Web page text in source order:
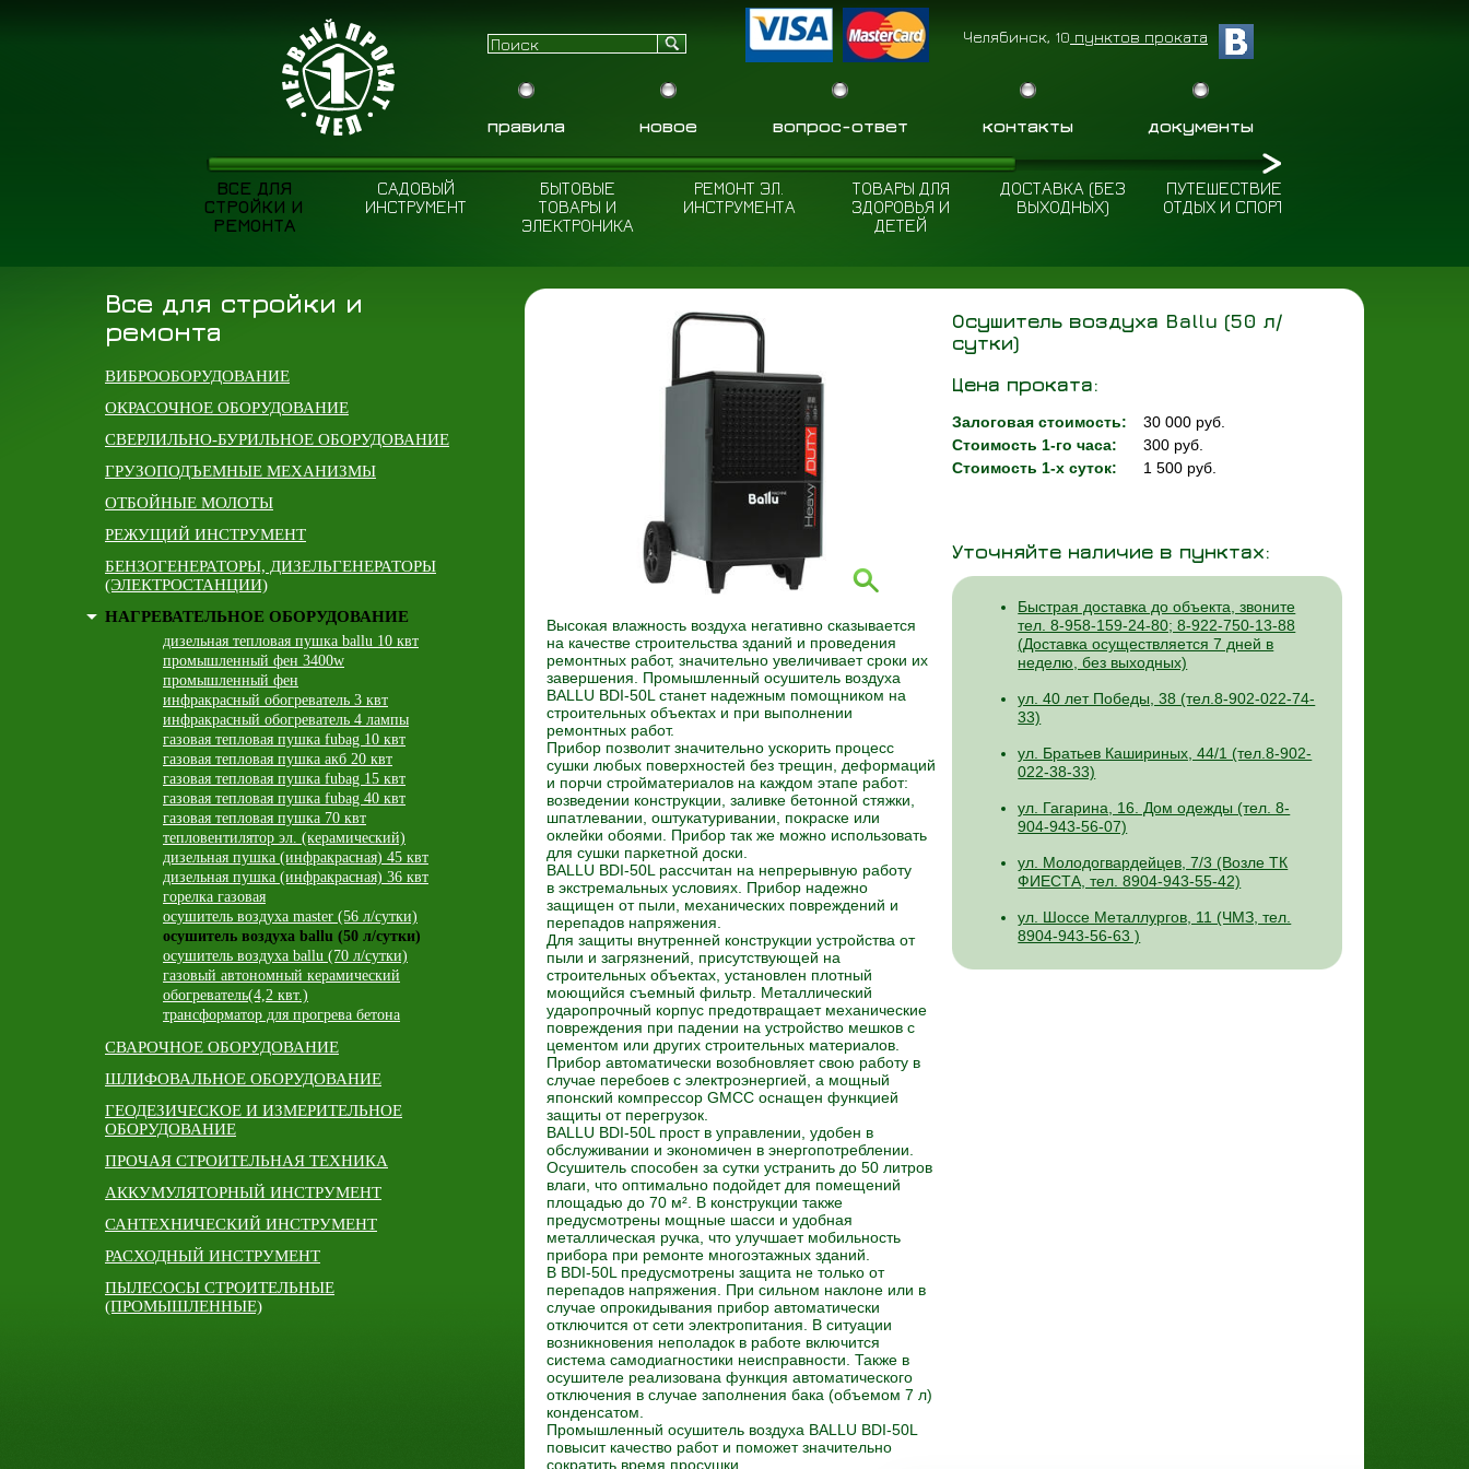
правила новое вопрос-ответ контакты документы
Челябинск, 10 пунктов проката
ВСЕ ДЛЯ
СТРОЙКИ И
РЕМОНТА
САДОВЫЙ
ИНСТРУМЕНТ
БЫТОВЫЕ
ТОВАРЫ И
ЭЛЕКТРОНИКА
РЕМОНТ ЭЛ.
ИНСТРУМЕНТА
ТОВАРЫ ДЛЯ
ЗДОРОВЬЯ И
ДЕТЕЙ
ДОСТАВКА (БЕЗ
ВЫХОДНЫХ)
ПУТЕШЕСТВИЕ
ОТДЫХ И СПОРТ
Все для стройки и
ремонта
ВИБРООБОРУДОВАНИЕ
ОКРАСОЧНОЕ ОБОРУДОВАНИЕ
СВЕРЛИЛЬНО-БУРИЛЬНОЕ ОБОРУДОВАНИЕ
ГРУЗОПОДЪЕМНЫЕ МЕХАНИЗМЫ
ОТБОЙНЫЕ МОЛОТЫ
РЕЖУЩИЙ ИНСТРУМЕНТ
БЕНЗОГЕНЕРАТОРЫ, ДИЗЕЛЬГЕНЕРАТОРЫ
(ЭЛЕКТРОСТАНЦИИ)
НАГРЕВАТЕЛЬНОЕ ОБОРУДОВАНИЕ
дизельная тепловая пушка ballu 10 квт
промышленный фен 3400w
промышленный фен
инфракрасный обогреватель 3 квт
инфракрасный обогреватель 4 лампы
газовая тепловая пушка fubag 10 квт
газовая тепловая пушка акб 20 квт
газовая тепловая пушка fubag 15 квт
газовая тепловая пушка fubag 40 квт
газовая тепловая пушка 70 квт
тепловентилятор эл. (керамический)
дизельная пушка (инфракрасная) 45 квт
дизельная пушка (инфракрасная) 36 квт
горелка газовая
осушитель воздуха master (56 л/сутки)
осушитель воздуха ballu (50 л/сутки)
осушитель воздуха ballu (70 л/сутки)
газовый автономный керамический
обогреватель(4,2 квт.)
трансформатор для прогрева бетона
СВАРОЧНОЕ ОБОРУДОВАНИЕ
ШЛИФОВАЛЬНОЕ ОБОРУДОВАНИЕ
ГЕОДЕЗИЧЕСКОЕ И ИЗМЕРИТЕЛЬНОЕ
ОБОРУДОВАНИЕ
ПРОЧАЯ СТРОИТЕЛЬНАЯ ТЕХНИКА
АККУМУЛЯТОРНЫЙ ИНСТРУМЕНТ
САНТЕХНИЧЕСКИЙ ИНСТРУМЕНТ
РАСХОДНЫЙ ИНСТРУМЕНТ
ПЫЛЕСОСЫ СТРОИТЕЛЬНЫЕ
(ПРОМЫШЛЕННЫЕ)
Высокая влажность воздуха негативно сказывается
на качестве строительства зданий и проведения
ремонтных работ, значительно увеличивает сроки их
завершения. Промышленный осушитель воздуха
BALLU BDI-50L станет надежным помощником на
строительных объектах и при выполнении
ремонтных работ.
Прибор позволит значительно ускорить процесс
сушки любых поверхностей без трещин, деформаций
и порчи стройматериалов на каждом этапе работ:
возведении конструкции, заливке бетонной стяжки,
шпатлевании, оштукатуривании, покраске или
оклейки обоями. Прибор так же можно использовать
для сушки паркетной доски.
BALLU BDI-50L рассчитан на непрерывную работу
в экстремальных условиях. Прибор надежно
защищен от пыли, механических повреждений и
перепадов напряжения.
Для защиты внутренней конструкции устройства от
пыли и загрязнений, присутствующей на
строительных объектах, установлен плотный
моющийся съемный фильтр. Металлический
ударопрочный корпус предотвращает механические
повреждения при падении на устройство мешков с
цементом или других строительных материалов.
Прибор автоматически возобновляет свою работу в
случае перебоев с электроэнергией, а мощный
японский компрессор GMCC оснащен функцией
защиты от перегрузок.
BALLU BDI-50L прост в управлении, удобен в
обслуживании и экономичен в энергопотреблении.
Осушитель способен за сутки устранить до 50 литров
влаги, что оптимально подойдет для помещений
площадью до 70 м². В конструкции также
предусмотрены мощные шасси и удобная
металлическая ручка, что улучшает мобильность
прибора при ремонте многоэтажных зданий.
В BDI-50L предусмотрены защита не только от
перепадов напряжения. При сильном наклоне или в
случае опрокидывания прибор автоматически
отключится от сети электропитания. В ситуации
возникновения неполадок в работе включится
система самодиагностики неисправности. Также в
осушителе реализована функция автоматического
отключения в случае заполнения бака (объемом 7 л)
конденсатом.
Промышленный осушитель воздуха BALLU BDI-50L
повысит качество работ и поможет значительно
сократить время просушки.
Осушитель воздуха Ballu (50 л/
сутки)
Цена проката:
Залоговая стоимость:
30 000 руб.
Стоимость 1-го часа:
300 руб.
Стоимость 1-х суток:
1 500 руб.
Уточняйте наличие в пунктах:
Быстрая доставка до объекта, звоните
тел. 8-958-159-24-80; 8-922-750-13-88
(Доставка осуществляется 7 дней в
неделю, без выходных)
ул. 40 лет Победы, 38 (тел.8-902-022-74-
33)
ул. Братьев Кашириных, 44/1 (тел.8-902-
022-38-33)
ул. Гагарина, 16. Дом одежды (тел. 8-
904-943-56-07)
ул. Молодогвардейцев, 7/3 (Возле ТК
ФИЕСТА, тел. 8904-943-55-42)
ул. Шоссе Металлургов, 11 (ЧМЗ, тел.
8904-943-56-63 )